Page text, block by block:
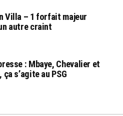
Villa – 1 forfait majeur
autre craint
: Mbaye, Chevalier et
s’agite au PSG